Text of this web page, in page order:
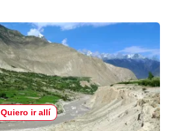
Quiero ir allí